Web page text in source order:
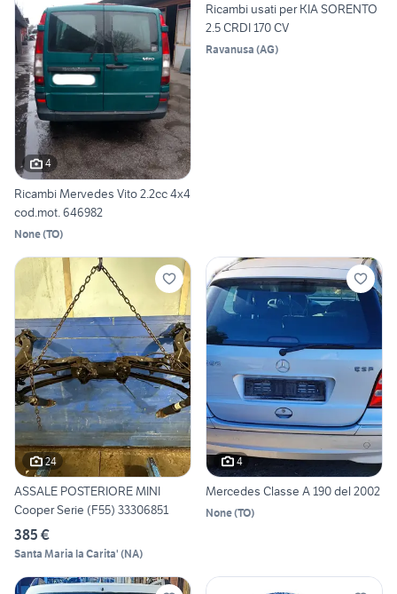
4
Ricambi Mervedes Vito 2.2cc 4x4
cod.mot. 646982
None(TO)
Ricambi usati per KIA SORENTO
2.5 CRDI 170 CV
Ravanusa (AG)
24
ASSALE POSTERIORE MINI
Cooper Serie (F55) 33306851
385 €
Santa Maria la Carita' (NA)
4
Mercedes Classe A 190 del 2002
None(TO)